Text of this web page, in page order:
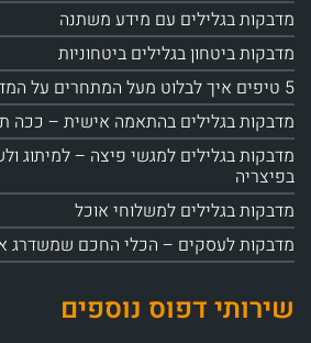
מדבקות בגלילים עם מידע משתנה
מדבקות ביטחון בגלילים ביטחוניות
5 טיפים איך לבלוט מעל המתחרים על המדפים בסופר!
מדבקות בגלילים בהתאמה אישית – ככה
מדבקות בגלילים למגשי פיצה – למיתוג
בפיצריה
מדבקות בגלילים למשלוחי אוכל
מדבקות לעסקים – הכלי החכם שמשדרג
שירותי דפוס נוספים